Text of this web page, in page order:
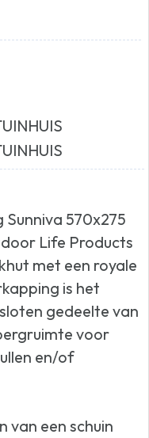
570x275
Life Products
met een royale
is het
gedeelte van
voor
en/of
van een schuin